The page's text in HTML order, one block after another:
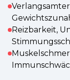
Reizbarkeit,